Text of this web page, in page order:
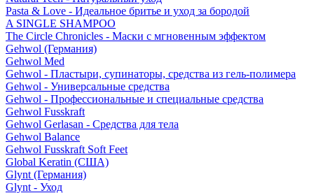
Pasta & Love - Идеальное бритье и уход за бородой
A SINGLE SHAMPOO
The Circle Chronicles - Маски с мгновенным эффектом
Gehwol (Германия)
Gehwol Med
Gehwol - Пластыри, супинаторы, средства из гель-полимера
Gehwol - Универсальные средства
Gehwol - Профессиональные и специальные средства
Gehwol Fusskraft
Gehwol Gerlasan - Средства для тела
Gehwol Balance
Gehwol Fusskraft Soft Feet
Global Keratin (США)
Glynt (Германия)
Glynt - Уход